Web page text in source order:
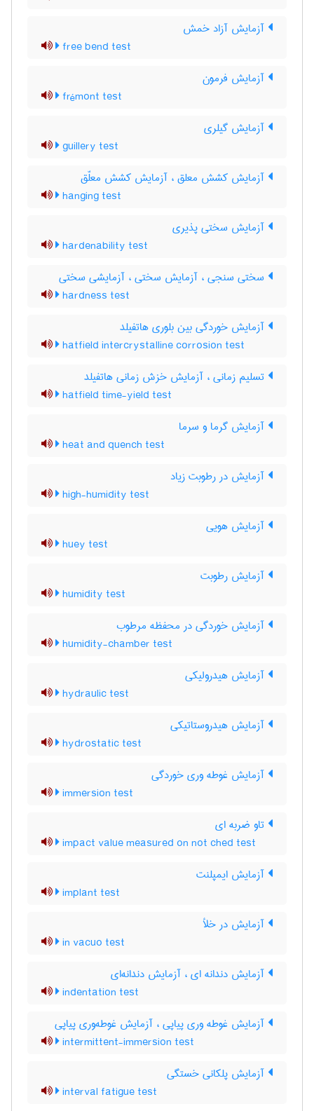
آزمایش آزاد خمش
free bend test
آزمایش فرمون
frémont test
آزمایش گیلری
guillery test
آزمایش کشش معلق ، آزمایش کشش معلّق
hanging test
آزمایش سختی پذیری
hardenability test
سختی سنجی ، آزمایش سختی ، آزمایشی سختی
hardness test
آزمایش خوردگی بین بلوری هاتفیلد
hatfield intercrystalline corrosion test
تسلیم زمانی ، آزمایش خزش زمانی هاتفیلد
hatfield time-yield test
آزمایش گرما و سرما
heat and quench test
آزمایش در رطوبت زیاد
high-humidity test
آزمایش هویی
huey test
آزمایش رطوبت
humidity test
آزمایش خوردگی در محفظه مرطوب
humidity-chamber test
آزمایش هیدرولیکی
hydraulic test
آزمایش هیدروستاتیکی
hydrostatic test
آزمایش غوطه وری خوردگی
immersion test
تاو ضربه ای
impact value measured on not ched test
آزمایش ایمپلنت
implant test
آزمایش در خلأ
in vacuo test
آزمایش دندانه ای ، آزمایش دندانه‌ای
indentation test
آزمایش غوطه وری پیاپی ، آزمایش غوطه‌وری پیاپی
intermittent-immersion test
آزمایش پلکانی خستگی
interval fatigue test